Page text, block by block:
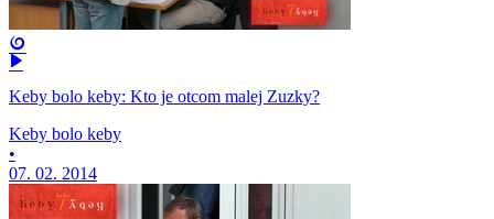
Keby bolo keby: Kto je otcom malej Zuzky?
Keby bolo keby
•
07. 02. 2014